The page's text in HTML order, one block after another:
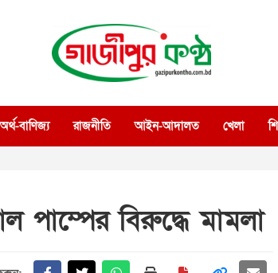
গাজীপুর কণ্ঠ
অর্থ-বাণিজ্য রাজনীতি আইন-আদালত খেলা
পাম্পের বিরুদ্ধে মামলা